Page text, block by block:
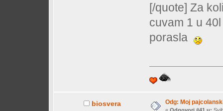
[/quote] Za
cuvam 1 u
porasla
biosvera Odg: Moj